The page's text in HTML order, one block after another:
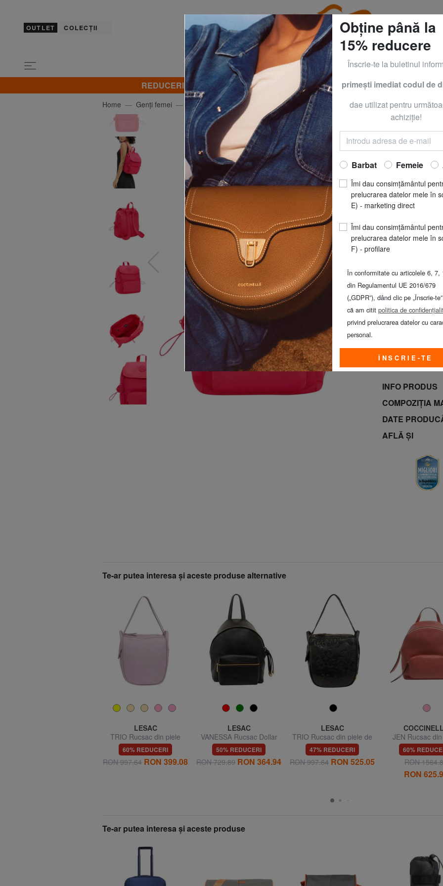
OUTLET COLECȚII
REDUCERI! Promovez CLOTHING all -50% & CALVIN KLEIN all -60% Numai
Home Genți femei KIPLING
KIPLING
JOETTA GG
Acum să
REDUCERI
pret recomandat
Cel mai bun preț ultimele
: pur și
REBAJAS!
CALVIN KLEIN
domingo 9 de
INFO PRODUS
COMPOZIȚIA
DATE
AFLĂ ȘI
Te-ar putea interesa şi aceste produse alternative
LESAC
TRIO Rucsac din piele
Nappa
60% REDUCERI
RON 997.64 RON 399.08
LESAC
VANESSA Rucsac Dollar
din piele
50% REDUCERI
RON 729.89 RON 364.94
LESAC
TRIO Rucsac din piele de
damasc
47% REDUCERI
RON 997.64 RON 525.05
JEN Rucsac
ciocanita
60%
RON
RON
Te-ar putea interesa şi aceste produse
Obține până la
15% reducere
Înscrie-te la buletinul
primeşti imediat codul de
dae utilizat pentru
achiziţie!
Barbat Femeie
Îmi dau consimțământul
prelucrarea datelor mele în
E) - marketing direct
Îmi dau consimțământul
prelucrarea datelor mele în
F) - profilare
În conformitate cu articolele 6, 7,
din Regulamentul UE 2016/679
(„GDPR”), dând clic pe „Înscrie-
că am citit politica de
privind prelucrarea datelor cu
personal.
ÎNSCRIE-TE